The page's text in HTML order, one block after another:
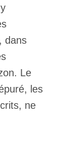
dans
Le
les
ne